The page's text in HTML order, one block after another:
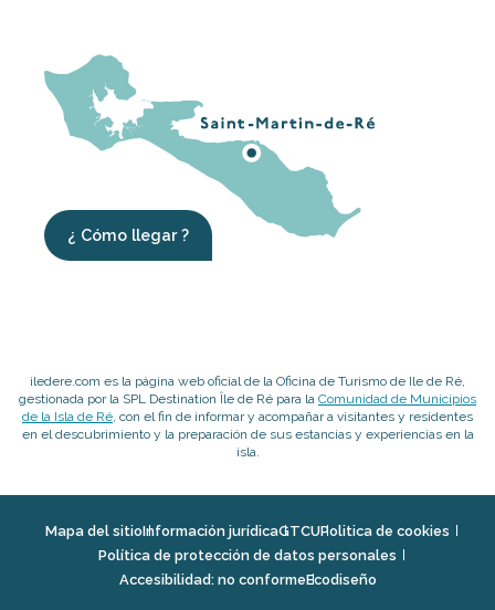
¿ Cómo llegar ?
iledere.com es la página web oficial de la Oficina de Turismo de Ile de Ré,
gestionada por la SPL Destination Île de Ré para la Comunidad de Municipios
de la Isla de Ré, con el fin de informar y acompañar a visitantes y residentes
en el descubrimiento y la preparación de sus estancias y experiencias en la
isla.
Mapa del sitioInformación jurídicaGTCUPolitica de cookies
Política de protección de datos personales
Accesibilidad: no conformeEcodiseño